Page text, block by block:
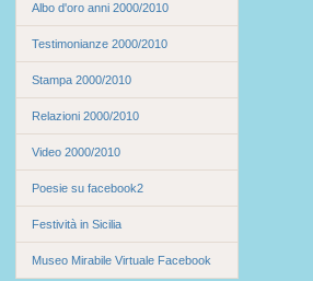
Albo d'oro anni 2000/2010
Testimonianze 2000/2010
Stampa 2000/2010
Relazioni 2000/2010
Video 2000/2010
Poesie su facebook2
Festività in Sicilia
Museo Mirabile Virtuale Facebook